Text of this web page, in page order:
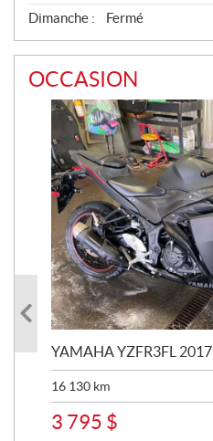
Dimanche :
Fermé
OCCASION
YAMAHA YZFR3FL 2017
16 130 km
3 795 $